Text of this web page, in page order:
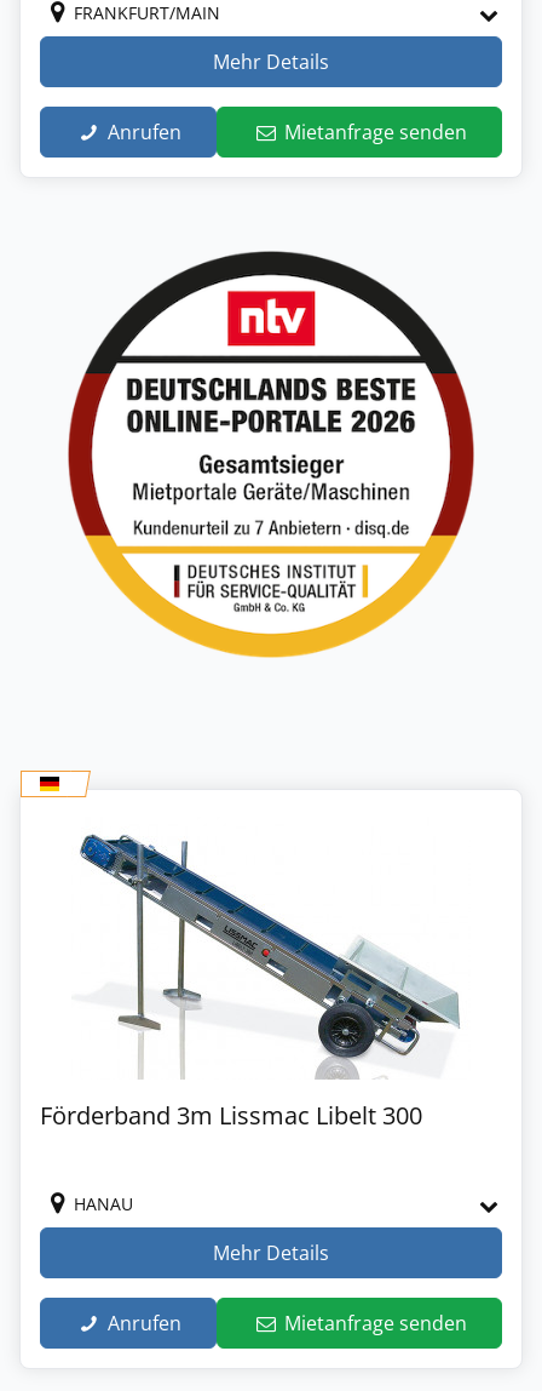
FRANKFURT/MAIN
Mehr Details
Anrufen Mietanfrage senden
Förderband 3m Lissmac Libelt 300
HANAU
Mehr Details
Anrufen Mietanfrage senden